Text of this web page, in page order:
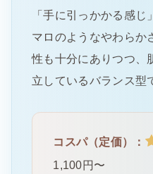
「手に引っかかる感じ
マロのようなやわらか
性も十分にありつつ、
立しているバランス型
コスパ（定価）：
1,100円〜